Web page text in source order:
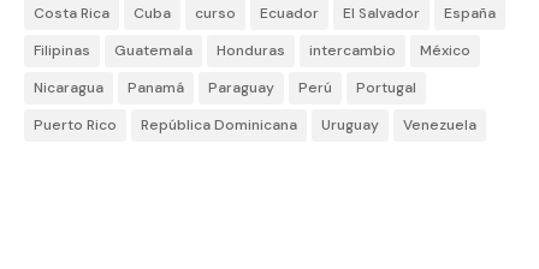
Costa Rica
Cuba curso Ecuador El Salvador
España
Filipinas
Guatemala Honduras intercambio
México
Nicaragua
Panamá Paraguay Perú
Portugal
Puerto Rico
República Dominicana Uruguay Venezuela